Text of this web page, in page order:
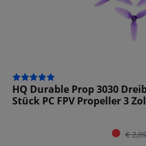
HQ Durable Prop 3030
Stück PC FPV Propeller 3
€ 2,89